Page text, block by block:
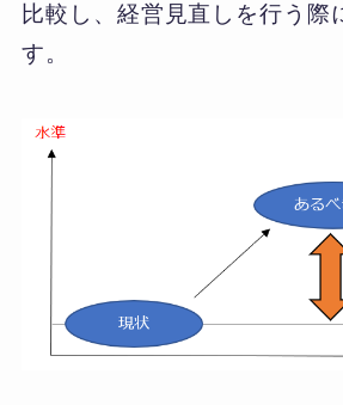
比較し、経営見直しを行う際
す。